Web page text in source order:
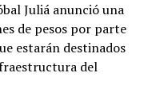
Juliá anunció una
de pesos por parte
estarán destinados
del